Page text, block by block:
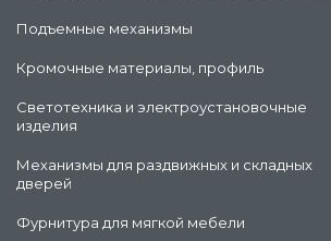
Подъемные механизмы
Кромочные материалы, профиль
Светотехника и электроустановочные
изделия
Механизмы для раздвижных и складных
дверей
Фурнитура для мягкой мебели